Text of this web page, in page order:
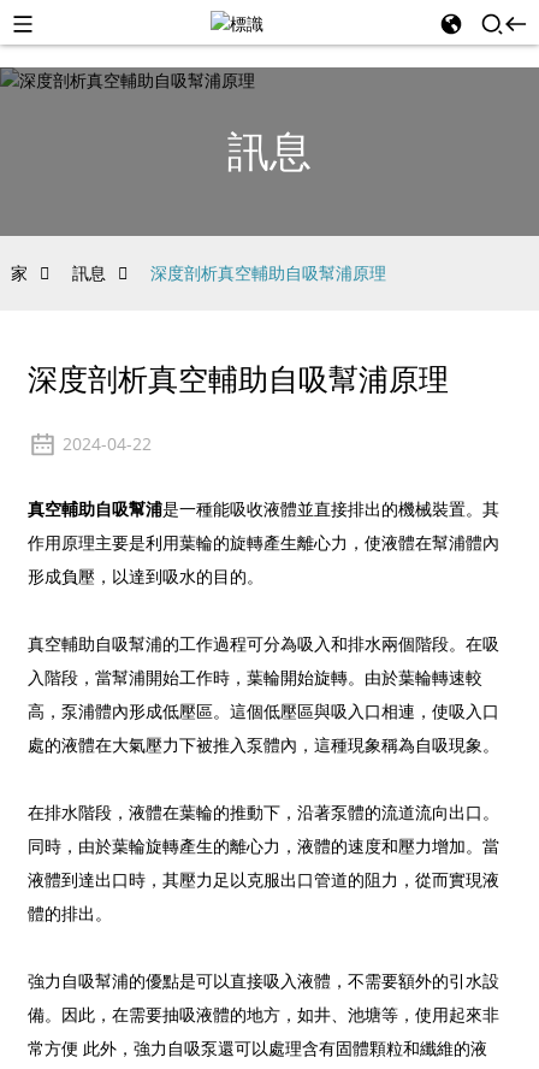
訊息
家 訊息 深度剖析真空輔助自吸幫浦原理
深度剖析真空輔助自吸幫浦原理
2024-04-22
真空輔助自吸幫浦是一種能吸收液體並直接排出的機械裝置。其
作用原理主要是利用葉輪的旋轉產生離心力，使液體在幫浦體內
形成負壓，以達到吸水的目的。
真空輔助自吸幫浦的工作過程可分為吸入和排水兩個階段。在吸
入階段，當幫浦開始工作時，葉輪開始旋轉。由於葉輪轉速較
高，泵浦體內形成低壓區。這個低壓區與吸入口相連，使吸入口
處的液體在大氣壓力下被推入泵體內，這種現象稱為自吸現象。
在排水階段，液體在葉輪的推動下，沿著泵體的流道流向出口。
同時，由於葉輪旋轉產生的離心力，液體的速度和壓力增加。當
液體到達出口時，其壓力足以克服出口管道的阻力，從而實現液
體的排出。
強力自吸幫浦的優點是可以直接吸入液體，不需要額外的引水設
備。因此，在需要抽吸液體的地方，如井、池塘等，使用起來非
常方便 此外，強力自吸泵還可以處理含有固體顆粒和纖維的液